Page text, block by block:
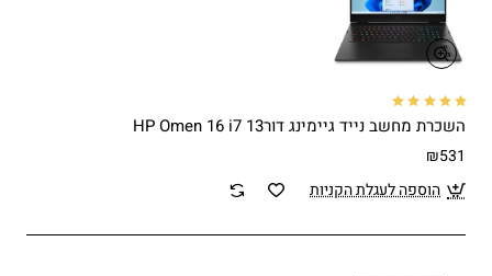
השכרת מחשב נייד גיימינג דור13 HP Omen 16 i7
₪531
הוספה לעגלת הקניות